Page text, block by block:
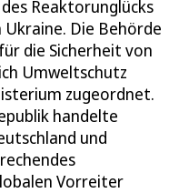
Reaktorunglücks
Die Behörde
die Sicherheit von
Umweltschutz
zugeordnet.
handelte
und
Vorreiter